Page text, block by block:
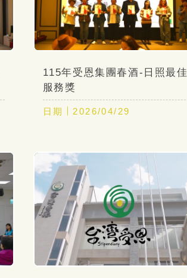
115年受恩集團春酒-日照最佳
服務獎
日期 2026/04/29